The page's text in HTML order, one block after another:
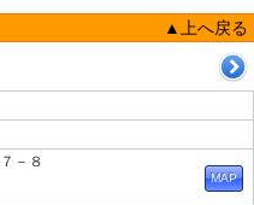
▲上へ戻る
－８